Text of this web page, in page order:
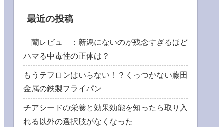
最近の投稿
一蘭レビュー：新潟にないのが残念すぎるほど
ハマる中毒性の正体は？
もうテフロンはいらない！？くっつかない藤田
金属の鉄製フライパン
チアシードの栄養と効果効能を知ったら取り入
れる以外の選択肢がなくなった